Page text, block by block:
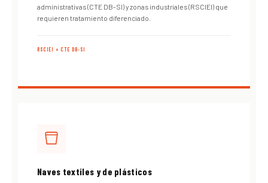
administrativas (CTE DB-SI) y zonas industriales (RSCIEI) que
requieren tratamiento diferenciado.
RSCIEI + CTE DB-SI
Naves textiles y de plásticos